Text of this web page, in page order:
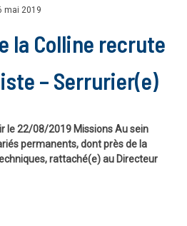
mai 2019
la Colline recrute
– Serrurier(e)
le 22/08/2019 Missions Au sein
permanents, dont près de la
rattaché(e) au Directeur